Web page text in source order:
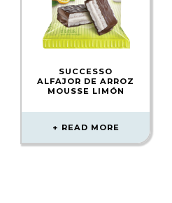
SUCCESSO
ALFAJOR DE ARROZ
MOUSSE LIMÓN
READ MORE